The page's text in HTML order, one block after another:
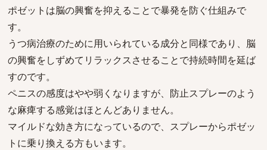
ポゼットは脳の興奮を抑えることで暴発を防ぐ仕組みで
す。
うつ病治療のために用いられている成分と同様であり、脳
の興奮をしずめてリラックスさせることで持続時間を延ば
すのです。
ペニスの感度はやや弱くなりますが、防止スプレーのよう
な麻痺する感覚はほとんどありません。
マイルドな効き方になっているので、スプレーからポゼッ
トに乗り換える方もいます。